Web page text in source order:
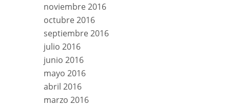
noviembre 2016
octubre 2016
septiembre 2016
julio 2016
junio 2016
mayo 2016
abril 2016
marzo 2016